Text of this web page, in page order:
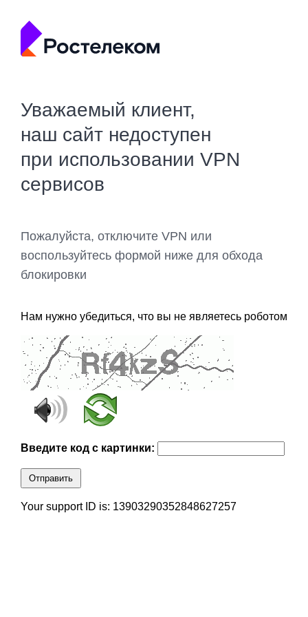
Уважаемый клиент,
наш сайт недоступен
при использовании VPN
сервисов
Пожалуйста, отключите VPN или
воспользуйтесь формой ниже для обхода
блокировки
Нам нужно убедиться, что вы не являетесь роботом
Введите код с картинки:
Отправить
Your support ID is: 13903290352848627257